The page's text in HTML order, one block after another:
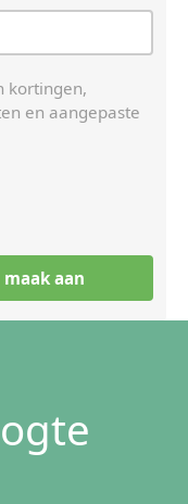
kortingen,
en aangepaste